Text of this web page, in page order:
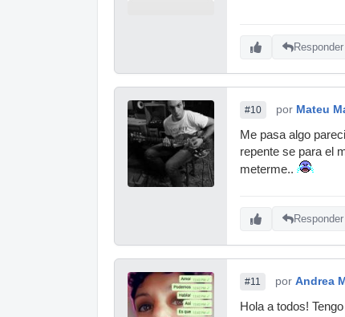
Responder
#10 por Mateu
Me pasa algo
repente se para el
meterme..
Responder
#11 por Andrea
Hola a todos!